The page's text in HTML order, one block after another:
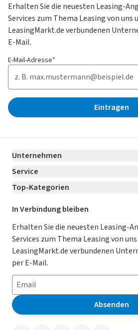
Erhalten Sie die neuesten Leasing-
Services zum Thema Leasing von uns
LeasingMarkt.de verbundenen
E-Mail.
E-Mail-Adresse*
Eintragen
Unternehmen
Über LeasingMarkt.de
Karriere Jetzt bewerben!
Für Händler
Kooperation mit AutoScout24
AGB
Datenschutz
Impressum
Erklärung zur Barrierefreiheit
Presse
Service
Kontakt
Ratgeber
Magazin
Datenschutz-Einstellungen
So funktioniert’s
Häufig gestellte Fragen
Leasing-Lexikon
Auto-Tests
Top-Kategorien
Leasing Deals
Gebrauchtwagen Leasing
Leasing ohne Anzahlung
E-Auto Leasing
Privatleasing
Leasing-Vergleiche
Herstellerverzeichnis
In Verbindung bleiben
Erhalten Sie die neuesten Leasing-
Services zum Thema Leasing von
LeasingMarkt.de verbundenen
per E-Mail.
Absenden